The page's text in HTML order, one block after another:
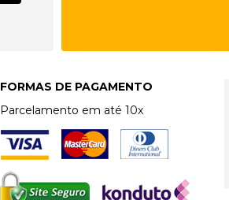
FORMAS DE PAGAMENTO
Parcelamento em até 10x